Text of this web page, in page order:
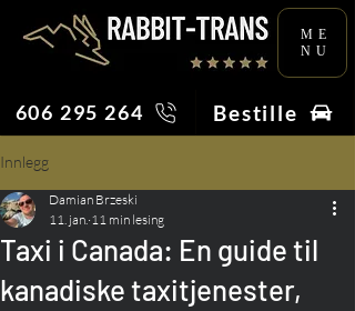
ME
NU
606 295 264 Bestille
Innlegg
Taxi i Canada: En guide til
kanadiske taxitjenester,
Damian Brzeski
11. jan. 11 min lesing